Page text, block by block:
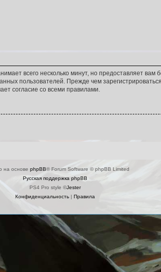
всего несколько минут, но предоставляет
пользователей. Прежде чем
согласие со всеми правилами.
на основе phpBB® Forum Software © phpBB Limited
Русская поддержка phpBB
PS4 Pro style ©Jester
Конфиденциальность| Правила